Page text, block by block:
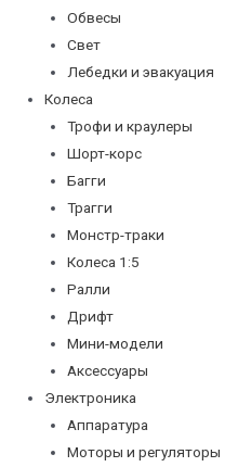
Обвесы
Свет
Лебедки и эвакуация
Колеса
Трофи и краулеры
Шорт-корс
Багги
Трагги
Монстр-траки
Колеса 1:5
Ралли
Дрифт
Мини-модели
Аксессуары
Электроника
Аппаратура
Моторы и регуляторы